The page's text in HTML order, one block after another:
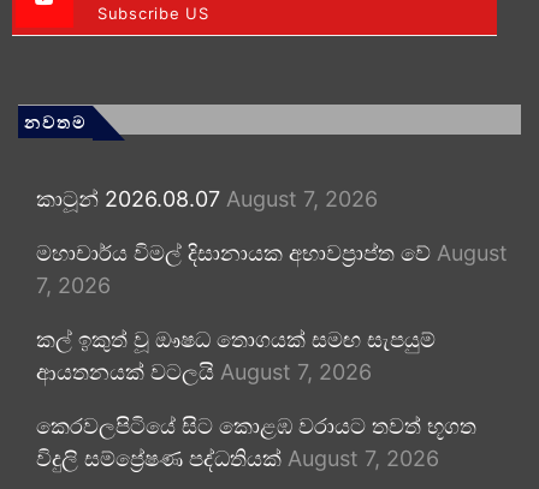
Subscribe US
නවතම
කාටූන් 2026.08.07 August 7, 2026
මහාචාර්ය විමල් දිසානායක අභාවප්‍රාප්ත වේ August
7, 2026
කල් ඉකුත් වූ ඖෂධ තොගයක් සමඟ සැපයුම්
ආයතනයක් වටලයි August 7, 2026
කෙරවලපිටියේ සිට කොළඹ වරායට තවත් භූගත
විදුලි සම්ප්‍රේෂණ පද්ධතියක් August 7, 2026